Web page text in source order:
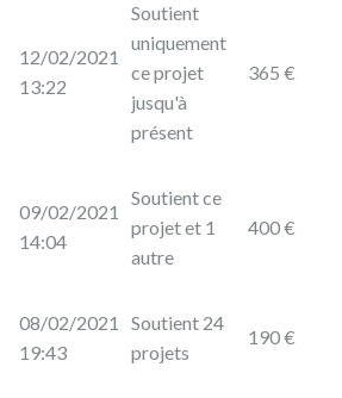
12/02/2021
13:22
Soutient
uniquement
ce projet
jusqu'à
présent
365 €
09/02/2021
14:04
Soutient ce
projet et 1
autre
400 €
08/02/2021
19:43
Soutient 24
projets
190 €